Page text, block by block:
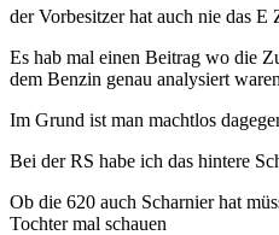
der Vorbesitzer hat auch nie das E
Es hab mal einen Beitrag wo die
dem Benzin genau analysiert waren
Im Grund ist man machtlos
Bei der RS habe ich das hintere
Ob die 620 auch Scharnier hat
Tochter mal schauen